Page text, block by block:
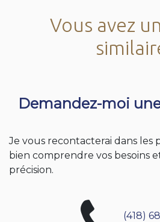
Vous avez
Demandez-moi
Je vous recontacterai dans les
bien comprendre vos besoins
précision.
(418)